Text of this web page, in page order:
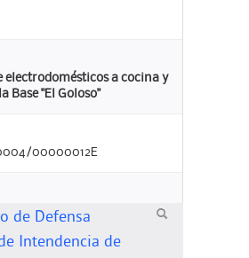
electrodomésticos a cocina y
Base "El Goloso"
00000012E
de Defensa
Intendencia de